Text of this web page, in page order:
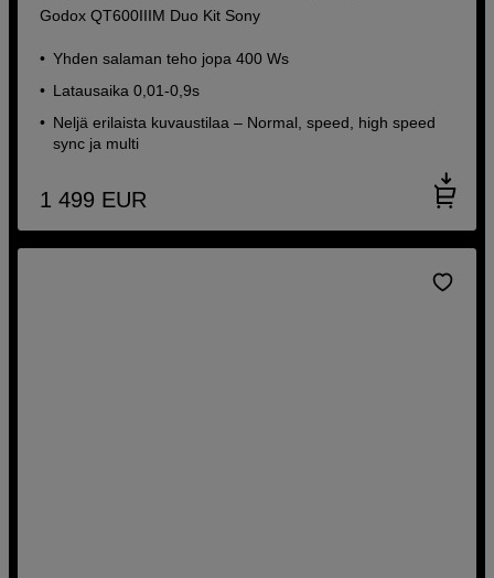
Godox QT600IIIM Duo Kit Sony
Yhden salaman teho jopa 400 Ws
Latausaika 0,01-0,9s
Neljä erilaista kuvaustilaa – Normal, speed, high speed
sync ja multi
1 499 EUR